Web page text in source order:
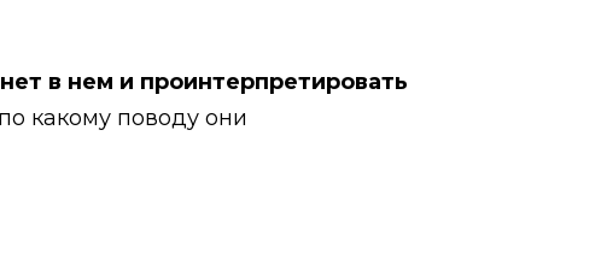
в нем и проинтерпретировать
какому поводу они